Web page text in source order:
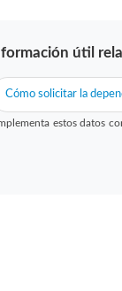
útil
Cómo solicitar la
estos datos